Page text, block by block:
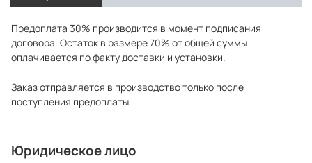
Предоплата 30% производится в момент подписания
договора. Остаток в размере 70% от общей суммы
оплачивается по факту доставки и установки.
Заказ отправляется в производство только после
поступления предоплаты.
Юридическое лицо